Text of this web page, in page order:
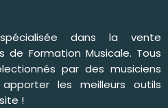
dans la vente
de Formation Musicale. Tous
par des musiciens
les meilleurs outils
!